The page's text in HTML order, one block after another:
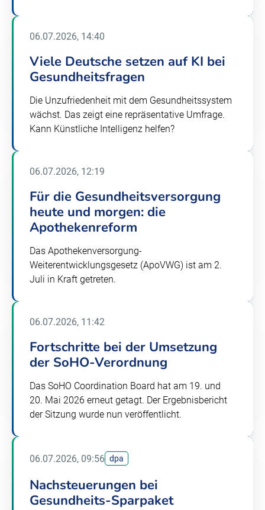
06.07.2026, 14:40
Viele Deutsche setzen auf KI bei
Gesundheitsfragen
Die Unzufriedenheit mit dem Gesundheitssystem
wächst. Das zeigt eine repräsentative Umfrage.
Kann Künstliche Intelligenz helfen?
06.07.2026, 12:19
Für die Gesundheitsversorgung
heute und morgen: die
Apothekenreform
Das Apothekenversorgung-
Weiterentwicklungsgesetz (ApoVWG) ist am 2.
Juli in Kraft getreten.
06.07.2026, 11:42
Fortschritte bei der Umsetzung
der SoHO-Verordnung
Das SoHO Coordination Board hat am 19. und
20. Mai 2026 erneut getagt. Der Ergebnisbericht
der Sitzung wurde nun veröffentlicht.
06.07.2026, 09:56 dpa
Nachsteuerungen bei
Gesundheits-Sparpaket